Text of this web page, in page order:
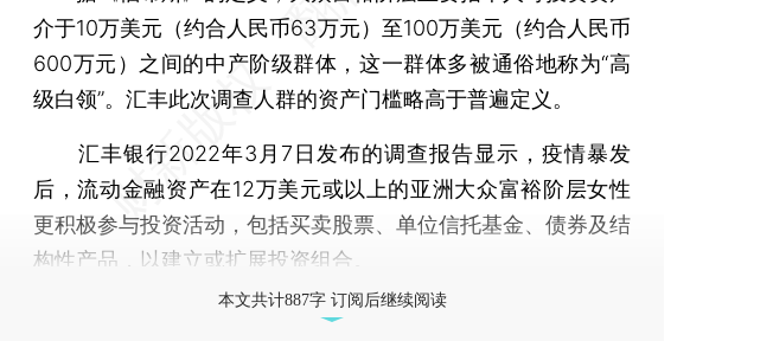
介于10万美元（约合人民币63万元）至100万美元（约合人民币
600万元）之间的中产阶级群体，这一群体多被通俗地称为“高
级白领”。汇丰此次调查人群的资产门槛略高于普遍定义。
汇丰银行2022年3月7日发布的调查报告显示，疫情暴发
后，流动金融资产在12万美元或以上的亚洲大众富裕阶层女性
更积极参与投资活动，包括买卖股票、单位信托基金、债券及结
构性产品，以建立或扩展投资组合。
本文共计887字 订阅后继续阅读